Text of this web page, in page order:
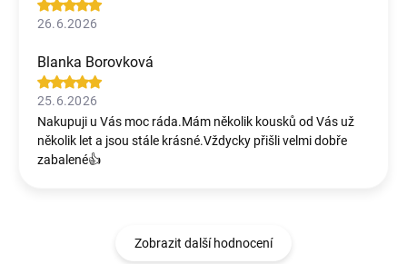
26.6.2026
Blanka Borovková
25.6.2026
Nakupuji u Vás moc ráda.Mám několik kousků od Vás už
několik let a jsou stále krásné.Vždycky přišli velmi dobře
zabalené👍
Zobrazit další hodnocení